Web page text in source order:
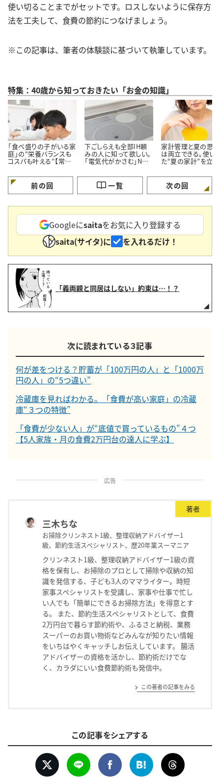
使い切ることまでがセットです。ロスしないように保存方
法を工夫して、食費の節約につなげましょう。
※この記事は、筆者の体験談に基づいて執筆しています。
特集：40歳から知っておきたい「お金の知識」
「食べ盛りの子がいる家
庭」の“栄養バランスも
コスパも叶える”【常備
下ごしらえも全部IH頼
みの人に知って欲しい。
「電気代がかさむ」NG
家計管理と夏の思
は両立できる。使い
た“夏の家計”を立
前の回 一覧 次の回
Googleにsaitaをお気に入り登録する
saita(サイタ)に
を入れるだけ！
「義両親と同居はしない」約束は…！？
次に読まれている３記事
何が差をつける？貯蓄が「100万円の人」と「1000万
円の人」の“5つ違い”
冷蔵庫を見ればわかる。「食費が高い家庭」の冷蔵
庫“３つの特徴”
「食費が少ない人」が“底値で買っているもの”４つ
【5人家族・月の食費2万円台の達人に学ぶ】
広告
著者
三木ちな
お掃除クリンネスト1級、整理収納アドバイザー1
級、節約生活スペシャリスト、歴20年業スーマニア
クリンネスト1級、整理収納アドバイザー1級の資
格を保有し、お掃除のプロとして掃除や収納の知
識を発信する、子ども3人のママライター。時短
家事スペシャリストを受講し、家事や仕事で忙し
い人でも「簡単にできるお掃除方法」を得意とす
る。 また、節約生活スペシャリストとして、食費
2万円台で暮らす節約術や、ふるさと納税、業務
スーパーのお買い物術などみんなが知りたい情報
をいちはやくキャッチしお伝えしています。 腸活
アドバイザーの資格を活かし、節約術だけでな
く、カラダにいい食費節約術も発信中。
この著者の記事をみる
この記事をシェアする